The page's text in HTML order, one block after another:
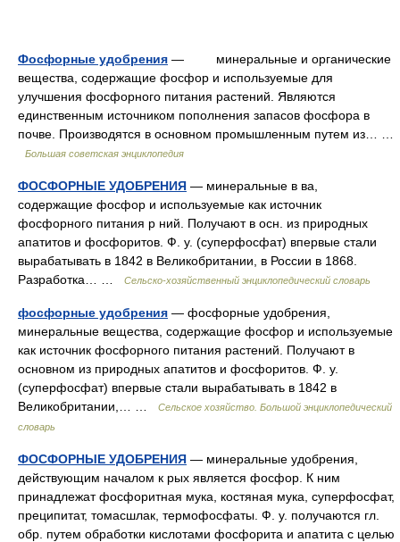
Фосфорные удобрения — минеральные и органические
вещества, содержащие фосфор и используемые для
улучшения фосфорного питания растений. Являются
единственным источником пополнения запасов фосфора в
почве. Производятся в основном промышленным путем из… …
Большая советская энциклопедия
ФОСФОРНЫЕ УДОБРЕНИЯ — минеральные в ва,
содержащие фосфор и используемые как источник
фосфорного питания р ний. Получают в осн. из природных
апатитов и фосфоритов. Ф. у. (суперфосфат) впервые стали
вырабатывать в 1842 в Великобритании, в России в 1868.
Разработка… …
Сельско-хозяйственный энциклопедический словарь
фосфорные удобрения — фосфорные удобрения,
минеральные вещества, содержащие фосфор и используемые
как источник фосфорного питания растений. Получают в
основном из природных апатитов и фосфоритов. Ф. у.
(суперфосфат) впервые стали вырабатывать в 1842 в
Великобритании,… …
Сельское хозяйство. Большой энциклопедический
словарь
ФОСФОРНЫЕ УДОБРЕНИЯ — минеральные удобрения,
действующим началом к рых является фосфор. К ним
принадлежат фосфоритная мука, костяная мука, суперфосфат,
преципитат, томасшлак, термофосфаты. Ф. у. получаются гл.
обр. путем обработки кислотами фосфорита и апатита с целью